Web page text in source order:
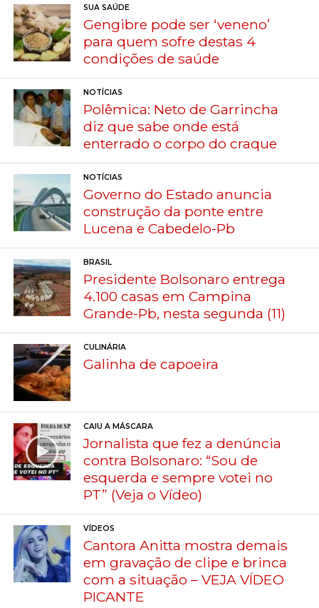
SUA SAÚDE
Gengibre pode ser ‘veneno’
para quem sofre destas 4
condições de saúde
NOTÍCIAS
Polêmica: Neto de Garrincha
diz que sabe onde está
enterrado o corpo do craque
NOTÍCIAS
Governo do Estado anuncia
construção da ponte entre
Lucena e Cabedelo-Pb
BRASIL
Presidente Bolsonaro entrega
4.100 casas em Campina
Grande-Pb, nesta segunda (11)
CULINÁRIA
Galinha de capoeira
CAIU A MÁSCARA
Jornalista que fez a denúncia
contra Bolsonaro: “Sou de
esquerda e sempre votei no
PT” (Veja o Vídeo)
VÍDEOS
Cantora Anitta mostra demais
em gravação de clipe e brinca
com a situação – VEJA VÍDEO
PICANTE